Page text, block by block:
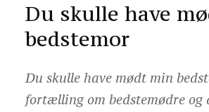
Du skulle have
bedstemor
Du skulle have mødt min
fortælling om bedstemødre og